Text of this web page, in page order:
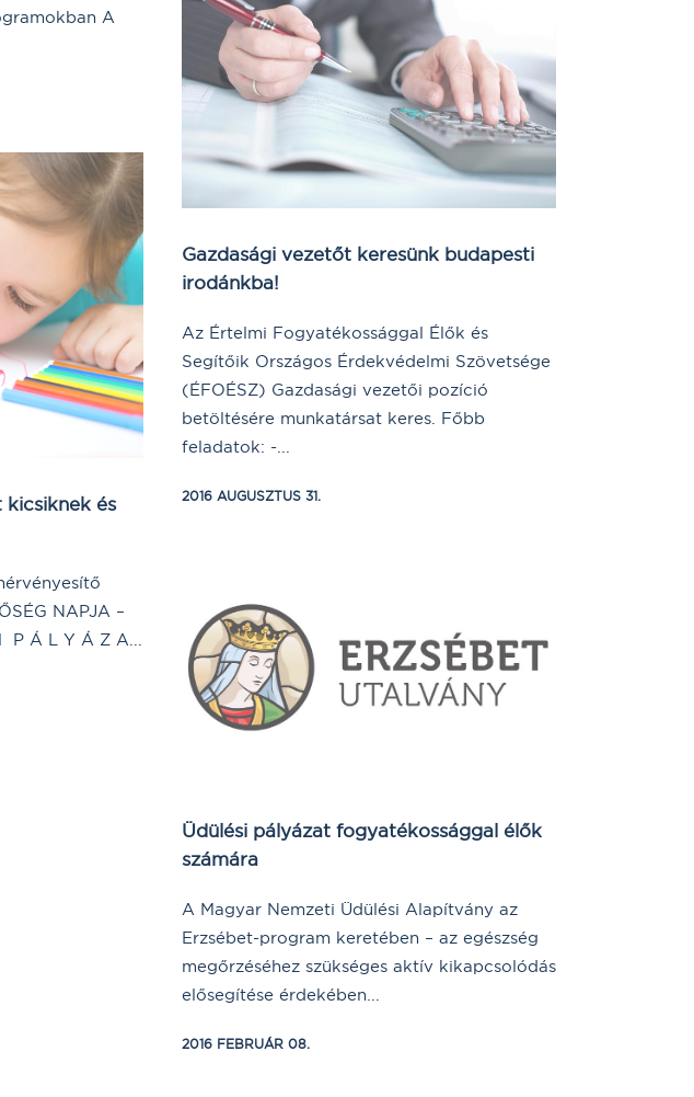
A
Gazdasági vezetőt keresünk budapesti
irodánkba!
Az Értelmi Fogyatékossággal Élők és
Segítőik Országos Érdekvédelmi Szövetsége
(ÉFOÉSZ) Gazdasági vezetői pozíció
betöltésére munkatársat keres. Főbb
feladatok: -...
2016 AUGUSZTUS 31.
kicsiknek és
NAPJA –
P Á L Y Á Z A...
Üdülési pályázat fogyatékossággal élők
számára
A Magyar Nemzeti Üdülési Alapítvány az
Erzsébet-program keretében – az egészség
megőrzéséhez szükséges aktív kikapcsolódás
elősegítése érdekében...
2016 FEBRUÁR 08.